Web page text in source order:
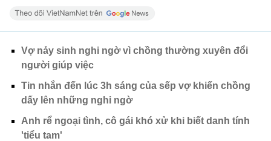
Vợ nảy sinh nghi ngờ vì chồng thường xuyên đổi
người giúp việc
Tin nhắn đến lúc 3h sáng của sếp vợ khiến chồng
dấy lên những nghi ngờ
Anh rể ngoại tình, cô gái khó xử khi biết danh tính
'tiểu tam'